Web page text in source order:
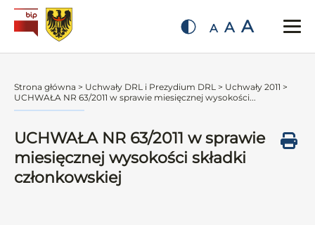
A A A
Strona główna > Uchwały DRL i Prezydium DRL > Uchwały 2011 >
UCHWAŁA NR 63/2011 w sprawie miesięcznej wysokości...
UCHWAŁA NR 63/2011 w sprawie
miesięcznej wysokości składki
członkowskiej